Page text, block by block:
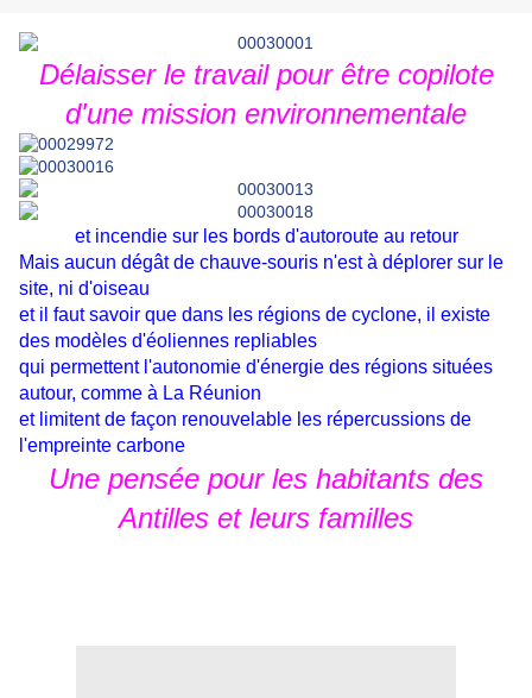
Délaisser le travail pour être copilote
d'une mission environnementale
et incendie sur les bords d'autoroute au retour
Mais aucun dégât de chauve-souris n'est à déplorer sur le
site, ni d'oiseau
et il faut savoir que dans les régions de cyclone, il existe
des modèles d'éoliennes repliables
qui permettent l'autonomie d'énergie des régions situées
autour, comme à La Réunion
et limitent de façon renouvelable les répercussions de
l'empreinte carbone
Une pensée pour les habitants des
Antilles et leurs familles